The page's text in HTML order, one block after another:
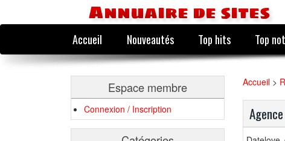
Annuaire de sites
Accueil Nouveautés Top hits Top
Espace membre
Connexion / Inscription
Accueil >